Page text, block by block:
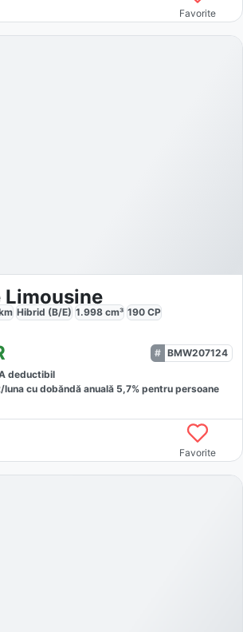
Favorite
Limousine
Hibrid (B/E) 1.998 cm³ 190 CP
BMW207124
deductibil
lunacu dobăndă anuală 5,7% pentru persoane
Favorite